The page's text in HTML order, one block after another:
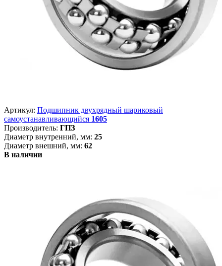
Артикул: Подшипник двухрядный шариковый
самоустанавливающийся 1605
Производитель: ГПЗ
Диаметр внутренний, мм: 25
Диаметр внешний, мм: 62
В наличии